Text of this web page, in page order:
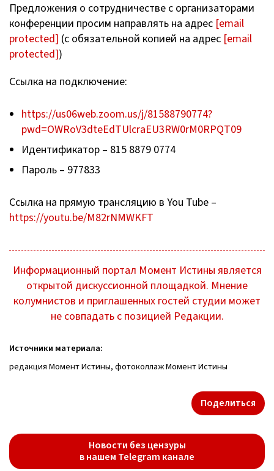
Предложения о сотрудничестве с организаторами
конференции просим направлять на адрес [email
protected] (с обязательной копией на адрес [email
protected])
Ссылка на подключение:
https://us06web.zoom.us/j/81588790774?
pwd=OWRoV3dteEdTUlcraEU3RW0rM0RPQT09
Идентификатор – 815 8879 0774
Пароль – 977833
Ссылка на прямую трансляцию в You Tube –
https://youtu.be/M82rNMWKFT
Информационный портал Момент Истины является
открытой дискуссионной площадкой. Мнение
колумнистов и приглашенных гостей студии может
не совпадать с позицией Редакции.
Источники материала:
редакция Момент Истины, фотоколлаж Момент Истины
Поделиться
Новости без цензуры
в нашем Telegram канале